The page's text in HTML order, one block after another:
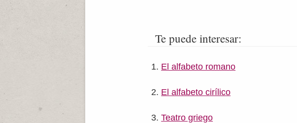
Te puede interesar:
El alfabeto romano
El alfabeto cirílico
Teatro griego